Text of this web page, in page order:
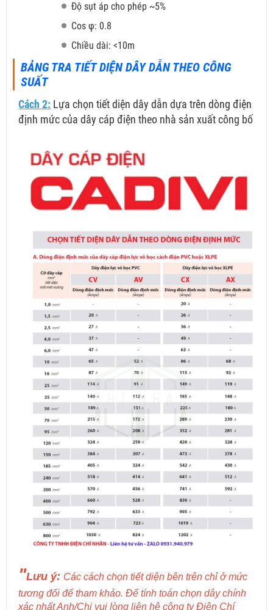
Độ sụt áp cho phép ~5%
Cos φ: 0.8
Chiều dài: <10m
BẢNG TRA TIẾT DIỆN DÂY DẪN THEO CÔNG
SUẤT
Cách 2: Lựa chọn tiết diện dây dẫn dựa trên dòng điện
định mức của dây cáp điện theo nhà sản xuất công bố
"Lưu ý: Các cách chọn tiết diện bên trên chỉ ở mức
tương đối để tham khảo. Để tính toán chọn dây chính
xác nhất Anh/Chị vui lòng liên hệ công ty Điện Chí